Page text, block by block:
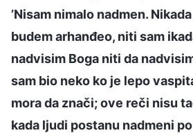
’Nisam nimalo nadmen.
budem arhanđeo, niti sam
nadvisim Boga niti da
sam bio neko ko je lepo
mora da znači; ove reči nisu
kada ljudi postanu nadmeni